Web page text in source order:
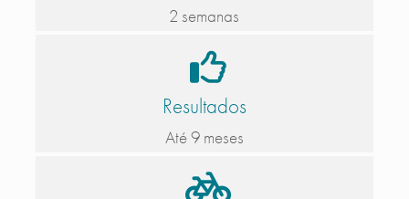
2 semanas
Resultados
Até 9 meses